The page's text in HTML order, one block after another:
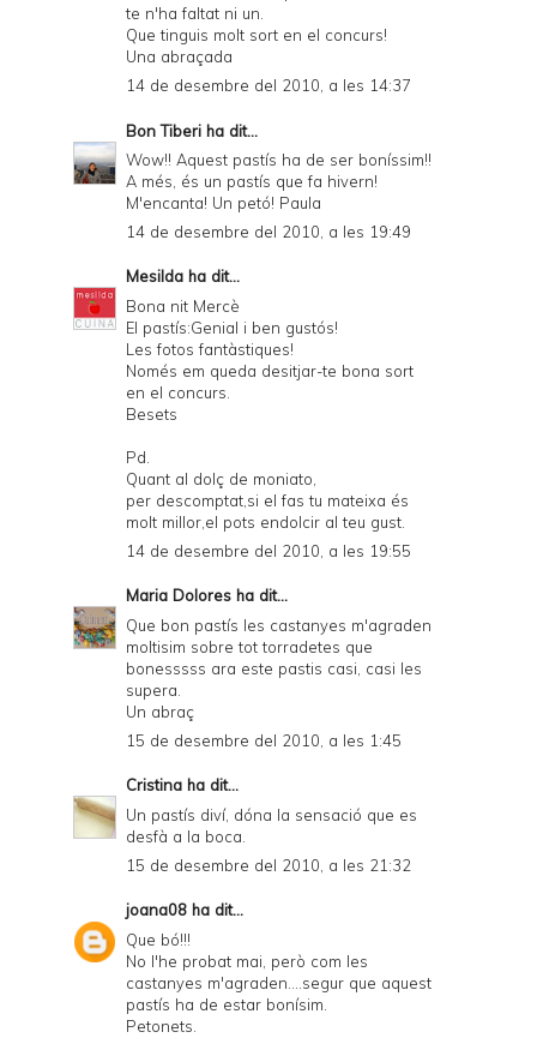
te n'ha faltat ni un.
Que tinguis molt sort en el concurs!
Una abraçada
14 de desembre del 2010, a les 14:37
Bon Tiberi ha dit...
Wow!! Aquest pastís ha de ser boníssim!!
A més, és un pastís que fa hivern!
M'encanta! Un petó! Paula
14 de desembre del 2010, a les 19:49
Mesilda ha dit...
Bona nit Mercè
El pastís:Genial i ben gustós!
Les fotos fantàstiques!
Només em queda desitjar-te bona sort
en el concurs.
Besets
Pd.
Quant al dolç de moniato,
per descomptat,si el fas tu mateixa és
molt millor,el pots endolcir al teu gust.
14 de desembre del 2010, a les 19:55
Maria Dolores ha dit...
Que bon pastís les castanyes m'agraden
moltisim sobre tot torradetes que
bonesssss ara este pastis casi, casi les
supera.
Un abraç
15 de desembre del 2010, a les 1:45
Cristina ha dit...
Un pastís diví, dóna la sensació que es
desfà a la boca.
15 de desembre del 2010, a les 21:32
joana08 ha dit...
Que bó!!!
No l'he probat mai, però com les
castanyes m'agraden....segur que aquest
pastís ha de estar bonísim.
Petonets.